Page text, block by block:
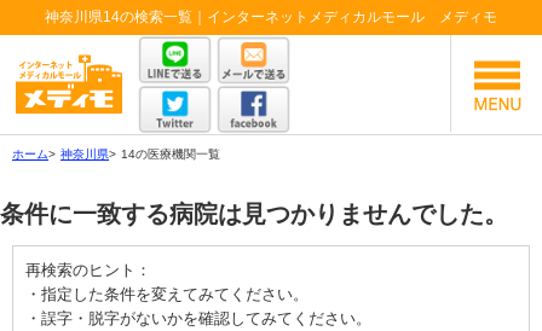
神奈川県14の検索一覧｜インターネットメディカルモール メディモ
ホーム> 神奈川県> 14の医療機関一覧
条件に一致する病院は見つかりませんでした。
再検索のヒント：
・指定した条件を変えてみてください。
・誤字・脱字がないかを確認してみてください。